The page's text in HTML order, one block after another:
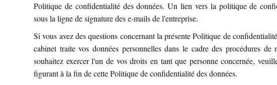
Politique de confidentialité des données. Un lien vers la politique de
sous la ligne de signature des e-mails de l'entreprise.
Si vous avez des questions concernant la présente Politique de
cabinet traite vos données personnelles dans le cadre des procédures
souhaitez exercer l'un de vos droits en tant que personne concernée,
figurant à la fin de cette Politique de confidentialité des données.